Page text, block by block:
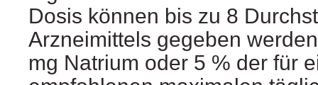
Dosis können bis zu 8
Arzneimittels gegeben
mg Natrium oder 5 % der für